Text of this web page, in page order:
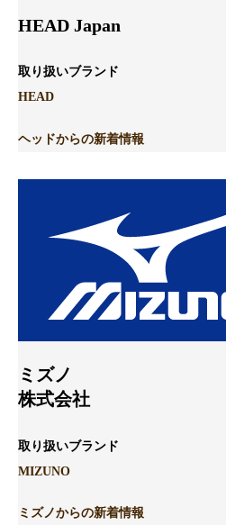
HEAD Japan
取り扱いブランド
HEAD
ヘッドからの新着情報
ミズノ
株式会社
取り扱いブランド
MIZUNO
ミズノからの新着情報